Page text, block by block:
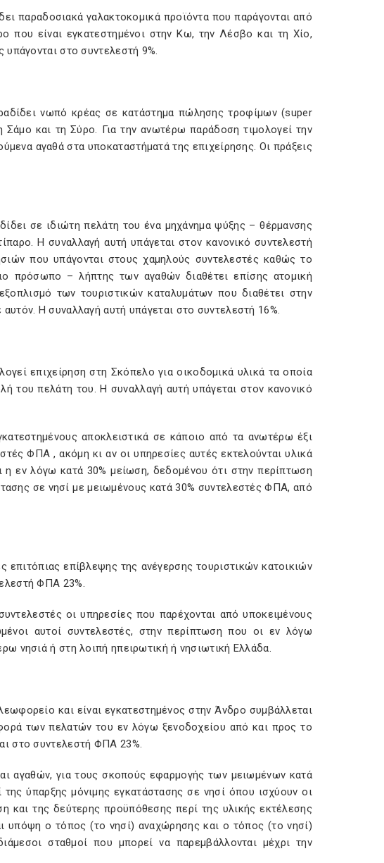
παραδοσιακά γαλακτοκομικά προϊόντα που παράγονται από
που είναι εγκατεστημένοι στην Κω, την Λέσβο και τη Χίο,
υπάγονται στο συντελεστή 9%.
νωπό κρέας σε κατάστημα πώλησης τροφίμων (super
και τη Σύρο. Για την ανωτέρω παράδοση τιμολογεί την
αγαθά στα υποκαταστήματά της επιχείρησης. Οι πράξεις
σε ιδιώτη πελάτη του ένα μηχάνημα ψύξης – θέρμανσης
Η συναλλαγή αυτή υπάγεται στον κανονικό συντελεστή
που υπάγονται στους χαμηλούς συντελεστές καθώς το
πρόσωπο – λήπτης των αγαθών διαθέτει επίσης ατομική
των τουριστικών καταλυμάτων που διαθέτει στην
Η συναλλαγή αυτή υπάγεται στο συντελεστή 16%.
επιχείρηση στη Σκόπελο για οικοδομικά υλικά τα οποία
του πελάτη του. Η συναλλαγή αυτή υπάγεται στον κανονικό
αποκλειστικά σε κάποιο από τα ανωτέρω έξι
ΦΠΑ , ακόμη κι αν οι υπηρεσίες αυτές εκτελούνται υλικά
η εν λόγω κατά 30% μείωση, δεδομένου ότι στην περίπτωση
σε νησί με μειωμένους κατά 30% συντελεστές ΦΠΑ, από
επίβλεψης της ανέγερσης τουριστικών κατοικιών
ΦΠΑ 23%.
οι υπηρεσίες που παρέχονται από υποκειμένους
αυτοί συντελεστές, στην περίπτωση που οι εν λόγω
νησιά ή στη λοιπή ηπειρωτική ή νησιωτική Ελλάδα.
και είναι εγκατεστημένος στην Άνδρο συμβάλλεται
των πελατών του εν λόγω ξενοδοχείου από και προς το
στο συντελεστή ΦΠΑ 23%.
αγαθών, για τους σκοπούς εφαρμογής των μειωμένων κατά
ύπαρξης μόνιμης εγκατάστασης σε νησί όπου ισχύουν οι
και της δεύτερης προϋπόθεσης περί της υλικής εκτέλεσης
υπόψη ο τόπος (το νησί) αναχώρησης και ο τόπος (το νησί)
σταθμοί που μπορεί να παρεμβάλλονται μέχρι την